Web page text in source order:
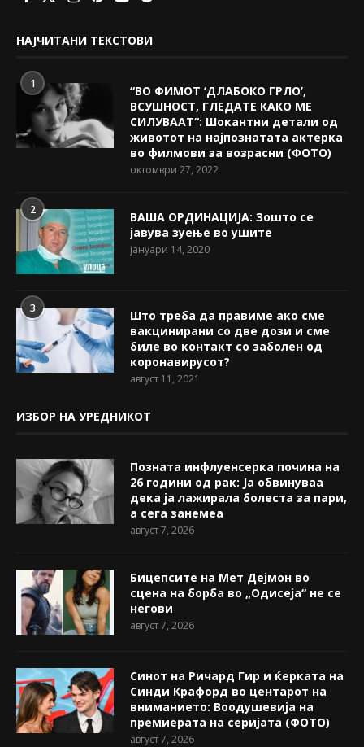
НАЈЧИТАНИ ТЕКСТОВИ
1
“ВО ФИМОТ ‘ДЛАБОКО ГРЛО’,
ВСУШНОСТ, ГЛЕДАТЕ КАКО МЕ
СИЛУВААТ“: Шокантни детали од
животот на најпознатата актерка
во филмови за возрасни (ФОТО)
октомври 27, 2022
2
ВАША ОРДИНАЦИЈА: Зошто се
јавува зуење во ушите
јануари 14, 2020
3
Што треба да правиме ако сме
вакцинирани со две дози и сме
биле во контакт со заболен од
коронавирусот?
август 11, 2021
ИЗБОР НА УРЕДНИКОТ
Позната инфлуенсерка почина на
26 години од рак: Ја обвинуваа
дека ја лажирала болеста за пари,
а сега занемеа
август 7, 2026
Бицепсите на Мет Дејмон во
сцена на борба во „Одисеја“ не се
негови
август 7, 2026
Синот на Ричард Гир и ќерката на
Синди Крафорд во центарот на
вниманието: Воодушевија на
премиерата на серијата (ФОТО)
август 7, 2026